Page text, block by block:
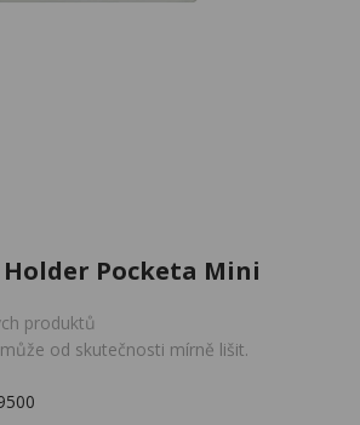
Pocketa Mini
produktů
od skutečnosti mírně lišit.